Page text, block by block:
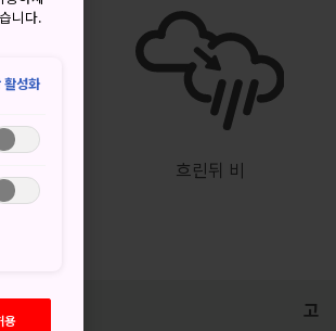
흐린뒤 비
고
니다.
활성화
용